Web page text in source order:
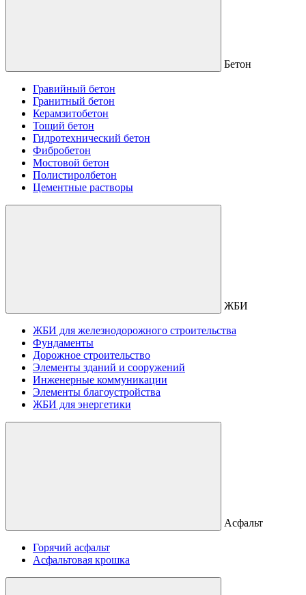
Бетон
Гравийный бетон
Гранитный бетон
Керамзитобетон
Тощий бетон
Гидротехнический бетон
Фибробетон
Мостовой бетон
Полистиролбетон
Цементные растворы
ЖБИ
ЖБИ для железнодорожного строительства
Фундаменты
Дорожное строительство
Элементы зданий и сооружений
Инженерные коммуникации
Элементы благоустройства
ЖБИ для энергетики
Асфальт
Горячий асфальт
Асфальтовая крошка